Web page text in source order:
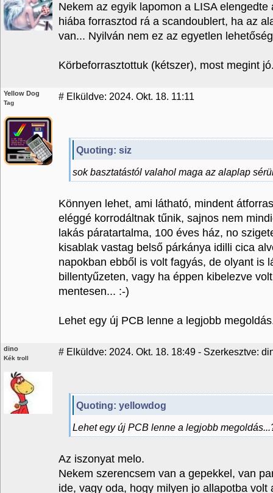
Nekem az egyik lapomon a LISA
hiába forrasztod rá a scandoublert, ha az
van... Nyilván nem ez az egyetlen
Körbeforrasztottuk (kétszer), most megint
Yellow Dog
Tag
# Elküldve: 2024. Okt. 18. 11:11
Quoting: siz
sok basztatástól valahol maga az alaplap
Könnyen lehet, ami látható, mindent
eléggé korrodáltnak tűnik, sajnos nem
lakás páratartalma, 100 éves ház, no
kisablak vastag belső párkánya idilli cica
napokban ebből is volt fagyás, de olyant is
billentyűzeten, vagy ha éppen kibelezve
mentesen... :-)
Lehet egy új PCB lenne a legjobb
dino
Kék troll
# Elküldve: 2024. Okt. 18. 18:49 - Szerkesztve:
Quoting: yellowdog
Lehet egy új PCB lenne a legjobb
Az iszonyat melo.
Nekem szerencsem van a gepekkel, van
ide, vagy oda, hogy milyen jo allapotba